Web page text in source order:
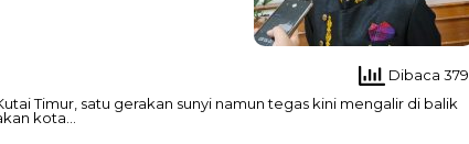
Dibaca 379
Timur, satu gerakan sunyi namun tegas kini mengalir di balik
kota…